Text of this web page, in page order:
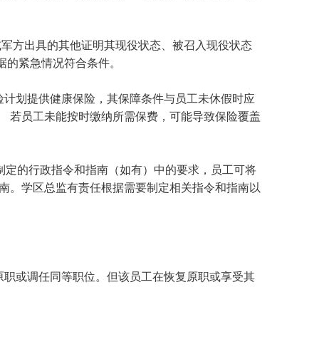
方出具的其他证明其现役状态、被召入现役状态
紧急情况符合条件。
划提供健康保险，其保障条件与员工未休假时应
若员工未能按时缴纳所需保费，可能导致保险覆盖
的行政指令和指南（如有）中的要求，员工可将
。学区总监有责任根据需要制定相关指令和指南以
或调任同等职位。但该员工在恢复原职或享受其